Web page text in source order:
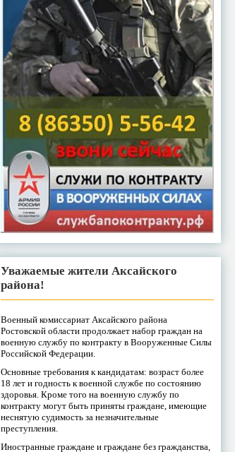
Уважаемые жители Аксайского
района!
Военный комиссариат Аксайского района
Ростовской области продолжает набор граждан на
военную службу по контракту в Вооруженные Силы
Российской Федерации.
Основные требования к кандидатам: возраст более
18 лет и годность к военной службе по состоянию
здоровья. Кроме того на военную службу по
контракту могут быть приняты граждане, имеющие
неснятую судимость за незначительные
преступления.
Иностранные граждане и граждане без гражданства,